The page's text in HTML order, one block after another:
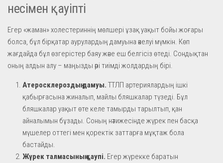
несімен қауіпті
Егер «жаман» холестериннің мөлшері ұзақ уақыт бойы жоғары
болса, бұл бірқатар аурулардың дамуына әкелуі мүмкін. Көп
жағдайда бұл өзгерістер баяу және еш белгісіз өтеді. Сондықтан
оның алдын алу – маңызды әрі тиімді жолдардың бірі.
Атеросклероздың дамуы. ТТЛП артериялардың ішкі
қабырғасына жиналып, майлы бляшкалар түзеді. Бұл
бляшкалар уақыт өте келе тамырды тарылтып, қан
айналымын бұзады. Соның нәтижесінде жүрек пен басқа
мүшелер оттегі мен қоректік заттарға мұқтаж бола
бастайды.
Жүрек талмасының қаупі. Егер жүрекке баратын